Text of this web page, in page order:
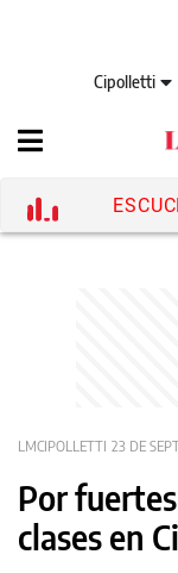
Cipolletti
LMCIPOLLETTI 23 DE
Por
clases en